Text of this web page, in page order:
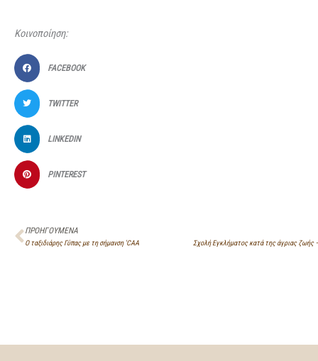
Κοινοποίηση:
FACEBOOK
TWITTER
LINKEDIN
PINTEREST
Prev
ΠΡΟΗΓΟΎΜΕΝΑ
Ο ταξιδιάρης Γύπας με τη σήμανση 'CAA'